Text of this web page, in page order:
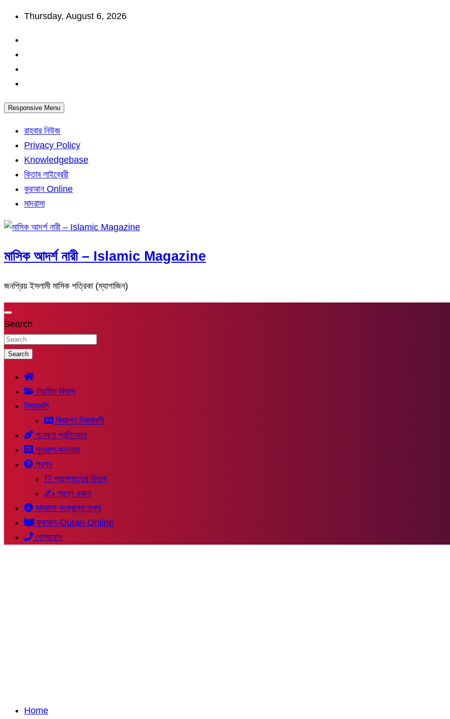
Skip
content
Thursday, August 6, 2026
Responsive Menu
রাহবার নিউজ
Privacy Policy
Knowledgebase
কিতাব লাইব্রেরী
কুরআন Online
মাদরাসা
মাসিক আদর্শ নারী – Islamic Magazine
জনপ্রিয় ইসলামী মাসিক পত্রিকা (ম্যাগাজিন)
Search
Search
নিয়মিত বিভাগ
নিয়মাবলি
বিজ্ঞাপন নিয়মাবলী
গবেষণা প্রতিবেদন
সুওয়াল-জাওয়াব
প্রশ্ন
⁉ প্রশ্নোত্তর বিভাগ
✍ প্রশ্ন করুন
মাদরাসা সংক্রান্ত তথ্য
কুরআন-Quran Online
যোগাযোগ
Home